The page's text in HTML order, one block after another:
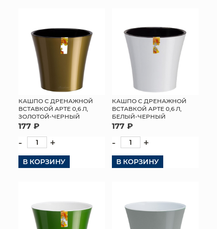
ИСКУССТВЕННЫЕ ЦВЕТЫ
ПАКЕТЫ И СУМКИ
ПОДАРОЧНЫЕ КАРТЫ
ТОРГОВЫЙ ЦЕНТР
КАШПО С ДРЕНАЖНОЙ
ВСТАВКОЙ АРТЕ 0,6 Л,
ЗОЛОТОЙ-ЧЕРНЫЙ
177 ₽
- +
В КОРЗИНУ
КАШПО С ДРЕНАЖНОЙ
ВСТАВКОЙ АРТЕ 0,6 Л,
БЕЛЫЙ-ЧЕРНЫЙ
177 ₽
- +
В КОРЗИНУ